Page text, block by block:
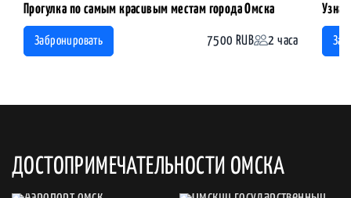
Прогулка по самым красивым местам города Омска
Забронировать 7500 RUB 2 часа
ДОСТОПРИМЕЧАТЕЛЬНОСТИ ОМСКА